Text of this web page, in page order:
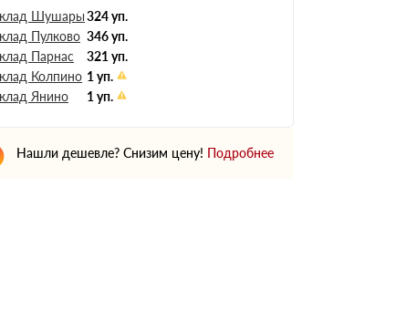
Шушары324 уп.
Пулково 346 уп.
Парнас
321 уп.
Колпино 1 уп.
Янино
1 уп.
Нашли дешевле? Снизим цену! Подробнее